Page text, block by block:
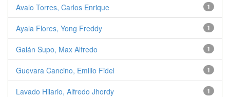
1
Avalo Torres, Carlos Enrique
1
Ayala Flores, Yong Freddy
1
Galán Supo, Max Alfredo
1
Guevara Cancino, Emilio Fidel
1
Lavado Hilario, Alfredo Jhordy